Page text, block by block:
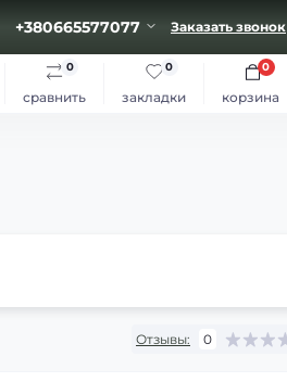
+380665577077 Заказать звонок
сравнить
0
закладки
0
корзина
0
Отзывы: 0